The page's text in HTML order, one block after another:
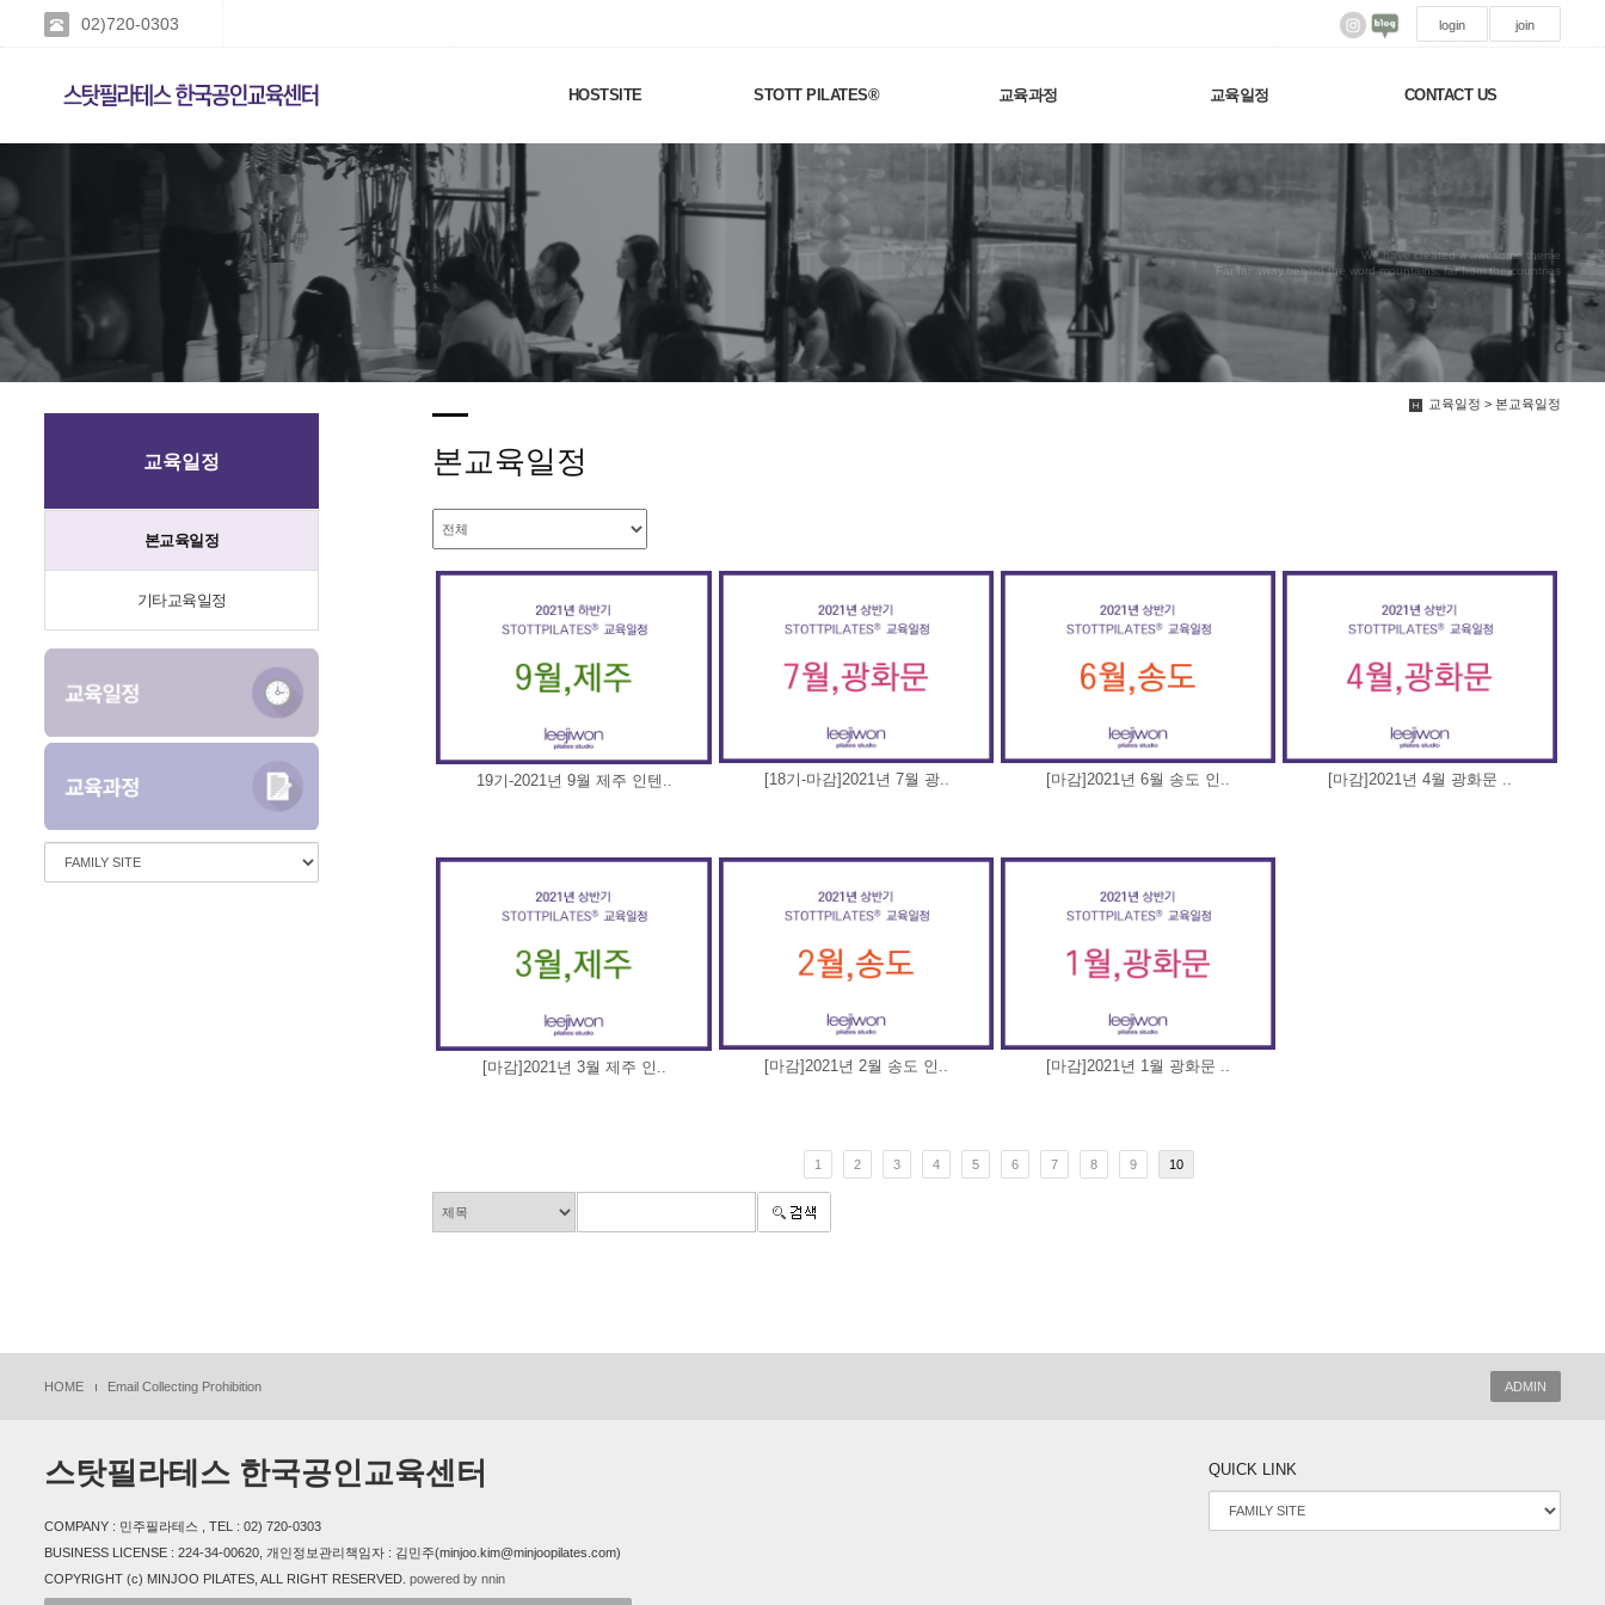
02)720-0303 login join
HOSTSITE STOTT PILATES® 교육과정 교육일정 CONTACT US
We have created a awesome theme
Far far away,behind the word mountains, far from the countries
교육일정 > 본교육일정
교육일정
본교육일정
기타교육일정
본교육일정
19기-2021년 9월 제주 인텐.. [18기-마감]2021년 7월 광.. [마감]2021년 6월 송도 인.. [마감]2021년 4월 광화문 ..
[마감]2021년 3월 제주 인.. [마감]2021년 2월 송도 인.. [마감]2021년 1월 광화문 ..
1 2 3 4 5 6 7 8 9 10
HOME Email Collecting Prohibition ADMIN
스탓필라테스 한국공인교육센터
COMPANY : 민주필라테스 , TEL : 02) 720-0303
BUSINESS LICENSE : 224-34-00620, 개인정보관리책임자 : 김민주(minjoo.kim@minjoopilates.com)
COPYRIGHT (c) MINJOO PILATES, ALL RIGHT RESERVED. powered by nnin
QUICK LINK